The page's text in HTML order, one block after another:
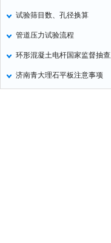
试验筛目数、孔径换算
管道压力试验流程
济南青大理石平板注意事项